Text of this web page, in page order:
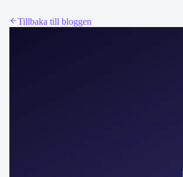
Tillbaka till bloggen